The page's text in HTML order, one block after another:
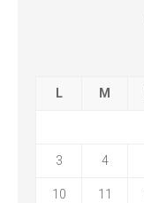
L M
3 4
10 11